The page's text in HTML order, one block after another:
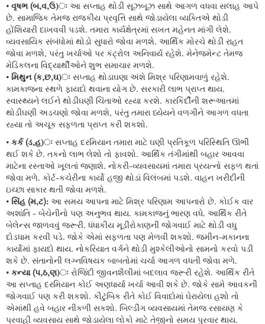
• વૃષભ (બ,વ,ઉ)ઃ આ સપ્તાહ થોડી સૂઝબૂઝ સાથે આગળ વધવા સલાહ આપે
છે. સામાજિક તેમજ રાજકીય પ્રવૃત્તિ સાથે જોડાયેલા વ્યક્તિએ થોડી
હોંશિયારી દાખવવી પડશે. તમારા કાર્યક્ષેત્રમાં સખત મહેનત માંગી લેશે.
વ્યવસાયિક સંબંધોમાં થોડો સુધારો જોવા મળશે. આર્થિક મોરચે થોડી રાહત
જોવા મળશે, પરંતુ ખર્ચાઓ પર કંટ્રોલ અનિવાર્ય રહેશે. મેનેજમેન્ટ તેમજ
મેડિકલના વિદ્યાર્થીઓને શુભ સમાચાર મળશે.
• મિથુન (ક,છ,ઘ)ઃ સપ્તાહ થોડાઘણા અંશે મિશ્ર પરિણામવાળું રહેશે.
કામકાજના સ્થળે ફાયદો થવાના યોગ છે. સરકારી લાભ પ્રાપ્ત થાય.
સ્વાસ્થ્યને લઈને થોડીઘણી ચિંતાઓ રહ્યા કરશે. કારકિર્દીની શરૂઆતમાં
થોડીઘણી અડચણો જોવા મળશે, પરંતુ તમારા ધ્યેયને વળગીને આગળ વધતા
રહ્યા તો અચૂક સફળતા પ્રાપ્ત કરી શકશો.
• કર્ક (ડ,હ)ઃ સપ્તાહ દરમિયાન તમારા માટે ઘણી પ્રતિકૂળ પરિસ્થિતિ ઊભી
થઈ શકે છે. તકનો લાભ લેશો તો ફાવશો. આર્થિક તંગીમાંથી બહાર આવવા
માટેના રસ્તાઓ ખૂલતાં જણાશે. નોકરી-વ્યવસાયમાં તમારા પ્રયત્નો સફળ થતાં
જોવા મળે. કોર્ટ-કચેરીના કાર્યો હજી થોડાં વિલંબમાં પડશે. વાહન ખરીદીની
ઇચ્છા સાકાર થતી જોવા મળશે.
• સિંહ (મ,ટ): આ સમય આપના માટે મિશ્ર પરિણામ આપનારો છે. કોઈક વાર
અશાંતિ - બેચેનીનો પણ અનુભવ થાય. કામકાજનું ભારણ વધે. આર્થિક રીતે
બેલેન્સ જાળવવું જરૂરી. ધંધાકીય મૂડીરોકાણની જોગવાઈ માટે થોડી વધુ
દોડધામ કરવી પડે. જોકે એમાં સફળતા પણ મેળવી શકશો. જમીન-મકાનના
કાર્યોમાં ફાયદો થાય. નોકરિયાત વર્ગને થોડી મુશ્કેલીઓનો સામનો કરવો પડી
શકે છે. સંતાનોની લગ્નવિષયક બાબતોમાં ચર્ચા આગળ વધતી જોવા મળે.
• કન્યા (પ,ઠ,ણ)ઃ રોજિંદી જીવનશૈલીમાં બદલાવ જરૂરી રહેશે. આર્થિક રીતે
આ સપ્તાહ દરમિયાન કોઈ અણધાર્યા ખર્ચા આવી શકે છે. જોકે સામે આવકની
જોગવાઈ પણ કરી શકશો. કૌટુંબિક રીતે કોઈ વિવાદોમાં ઘેરાયેલા હશો તો
એમાંથી હવે બહાર નીકળી સકશો. બિલ્ડીંગ વ્યવસાયમાં તેમજ રસાયણ કે
પ્રવાહી વ્યવસાય સાથે જોડાયેલા લોકો માટે તેજીનો સમય પુરવાર થાય.